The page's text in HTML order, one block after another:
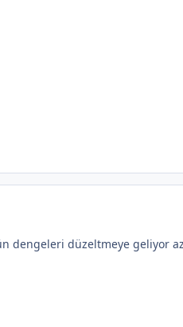
dengeleri düzeltmeye geliyor